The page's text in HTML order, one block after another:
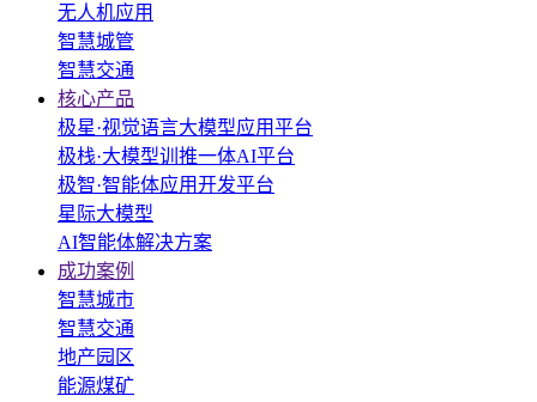
无人机应用
智慧城管
智慧交通
核心产品
极星·视觉语言大模型应用平台
极栈·大模型训推一体AI平台
极智·智能体应用开发平台
星际大模型
AI智能体解决方案
成功案例
智慧城市
智慧交通
地产园区
能源煤矿